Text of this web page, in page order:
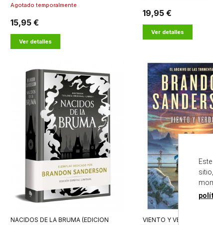
Agotado temporalmente
15,95 €
Ver detalles
19,95 €
Ver detalles
NACIDOS DE LA BRUMA (EDICION
VIENTO Y VERDAD EL